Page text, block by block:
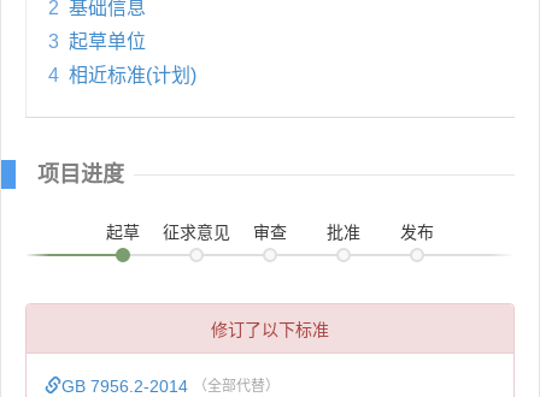
2 基础信息
3 起草单位
4 相近标准(计划)
项目进度
起草 征求意见 审查 批准 发布
修订了以下标准
GB 7956.2-2014 （全部代替）